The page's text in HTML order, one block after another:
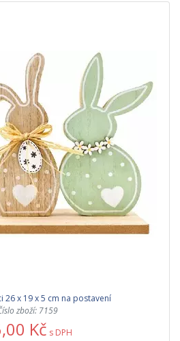
26 x 19 x 5 cm na postavení
zboží: 7159
Kč s DPH